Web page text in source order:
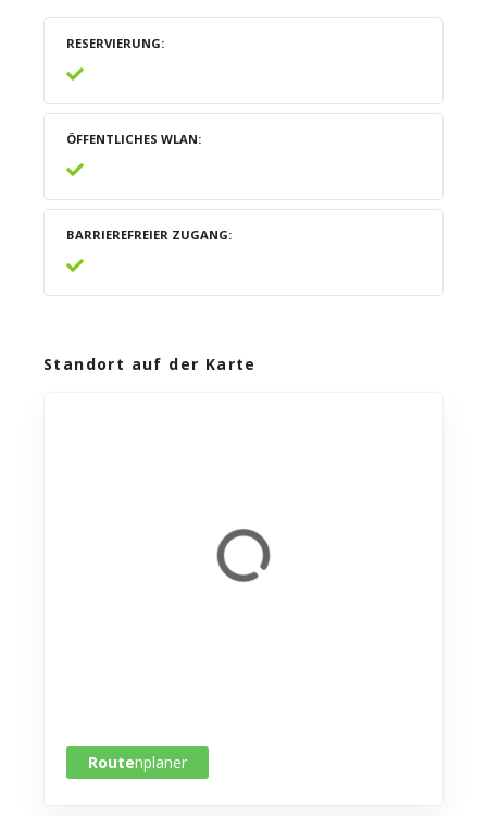
RESERVIERUNG
ÖFFENTLICHES WLAN
BARRIEREFREIER ZUGANG
Standort auf der Karte
Routenplaner